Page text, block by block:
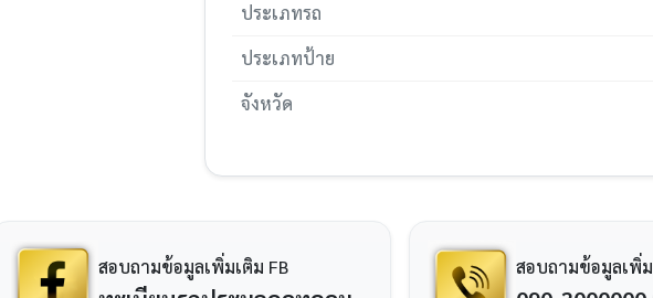
ประเภทรถ
ประเภทป้าย
จังหวัด
สอบถามข้อมูลเพิ่มเติม FB สอบถามข้อมูลเพิ่